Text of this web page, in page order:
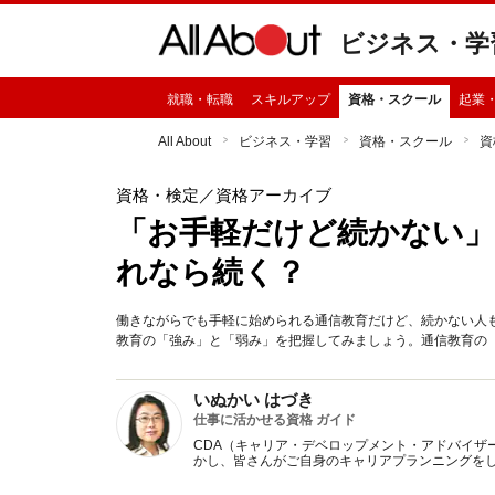
ビジネス・学
就職・転職 スキルアップ 資格・スクール 起業
All About ビジネス・学習 資格・スクール
資格・検定 ／資格アーカイブ
「お手軽だけど続かない
れなら続く？
働きながらでも手軽に始められる通信教育だけど、続かない
教育の「強み」と「弱み」を把握してみましょう。通信教育
いぬかい はづき
仕事に活かせる資格 ガイド
CDA（キャリア・デベロップメント・アドバイ
かし、皆さんがご自身のキャリアプランニングを